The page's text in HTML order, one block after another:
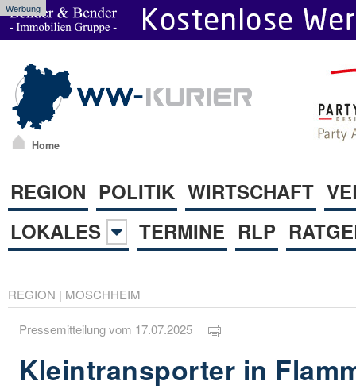
Werbung
Home
REGION POLITIK WIRTSCHAFT
LOKALES
TERMINE RLP
REGION | MOSCHHEIM
Pressemitteilung vom 17.07.2025
Kleintransporter in